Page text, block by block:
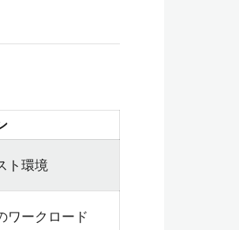
ト環境
ワークロード